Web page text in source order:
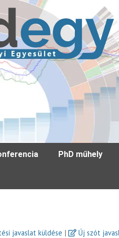
PhD műhely
javaslat küldése | Új szót